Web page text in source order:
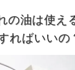
の油は使え
ればいいの